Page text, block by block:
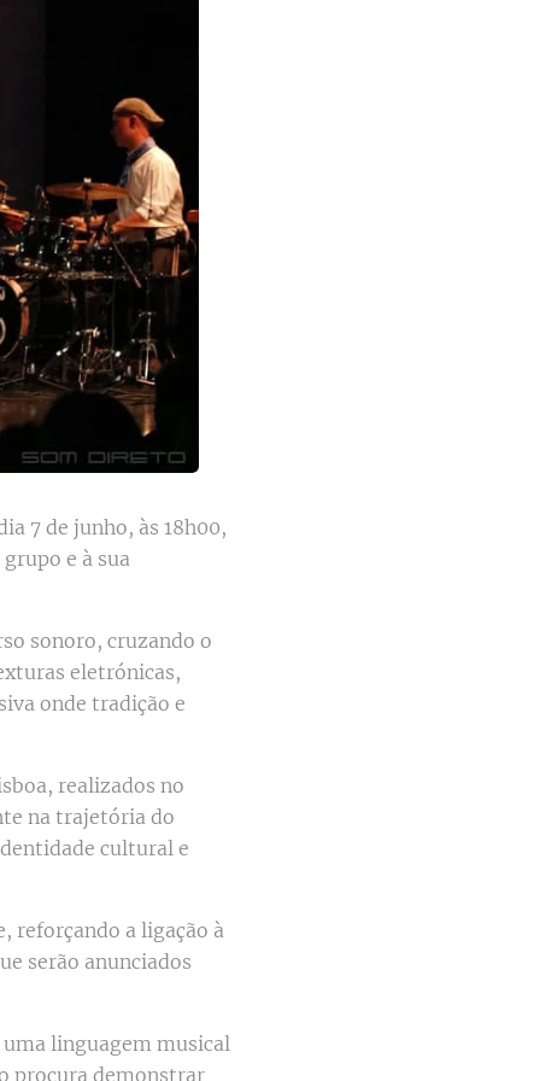
7 de junho, às 18h00,
e à sua
sonoro, cruzando o
eletrónicas,
onde tradição e
realizados no
na trajetória do
cultural e
reforçando a ligação à
serão anunciados
linguagem musical
procura demonstrar